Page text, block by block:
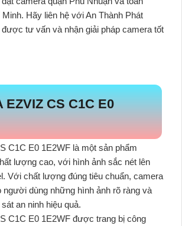
Hãy liên hệ với An Thành Phát
tư vấn và nhận giải pháp camera tốt
EZVIZ CS C1C E0
C1C E0 1E2WF là một sản phẩm
lượng cao, với hình ảnh sắc nét lên
Với chất lượng đúng tiêu chuẩn, camera
người dùng những hình ảnh rõ ràng và
an ninh hiệu quả.
C1C E0 1E2WF được trang bị công